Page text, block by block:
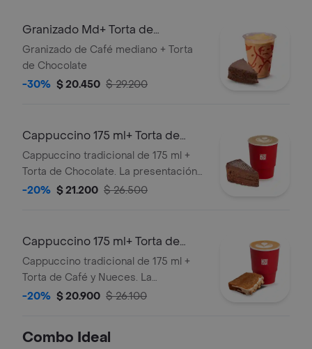
Granizado Md+ Torta de
Chocolate
Granizado de Café mediano + Torta
de Chocolate
-30% $ 20.450 $ 29.200
Cappuccino 175 ml+ Torta de
Chocolate
Cappuccino tradicional de 175 ml +
Torta de Chocolate. La presentación
del Cappuccino puede variar
transporte para pedidos a domicilio.
-20% $ 21.200 $ 26.500
Cappuccino 175 ml+ Torta de
Café
Cappuccino tradicional de 175 ml +
Torta de Café y Nueces. La
presentación del Cappuccino puede
durante el transporte para pedidos a
-20% $ 20.900 $ 26.100
Combo Ideal